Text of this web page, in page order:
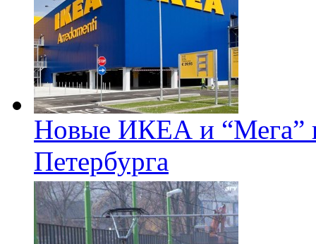
Новые ИКЕА и “Мега”
Петербурга